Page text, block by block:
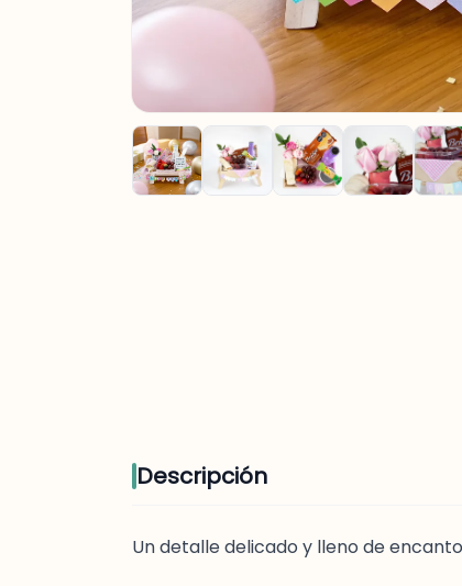
Descripción
Un detalle delicado y lleno de